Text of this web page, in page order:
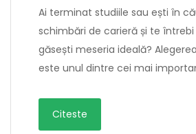
Ai terminat studiile sau ești în
schimbări de carieră și te
găsești meseria ideală?
este unul dintre cei mai
Citeste